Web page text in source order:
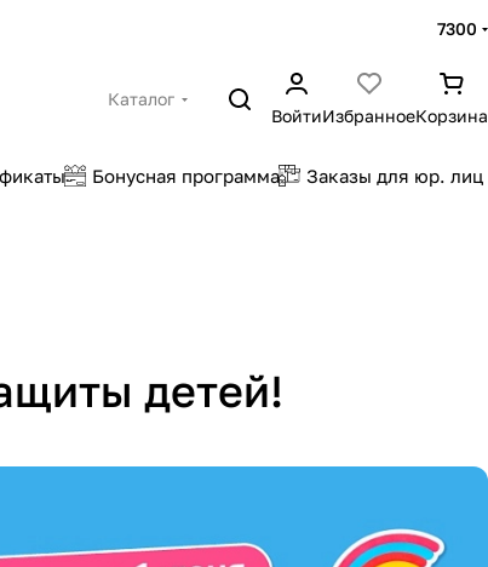
7300
Каталог
ВойтиИзбранноеКорзина
Бонусная программа Заказы для юр. лиц
детей!